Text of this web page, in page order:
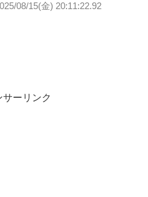
08/15(金) 20:11:22.92
サーリンク